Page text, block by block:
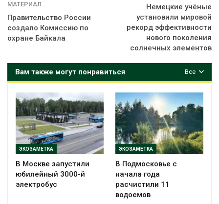
МАТЕРИАЛ
Правительство России
создало Комиссию по
охране Байкала
Немецкие учёные
установили мировой
рекорд эффективности
нового поколения
солнечных элементов
Все
Вам также могут понравиться
ЭКОЗАМЕТКА
В Москве запустили
юбилейный 3000-й
электробус
ЭКОЗАМЕТКА
В Подмосковье с
начала года
расчистили 11
водоемов